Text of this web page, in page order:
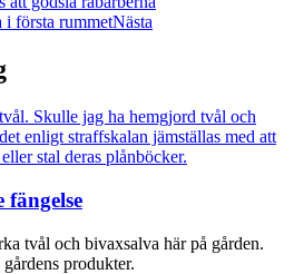
i första rummetNästa
tvål och bivaxsalva här på gården.
produkter.